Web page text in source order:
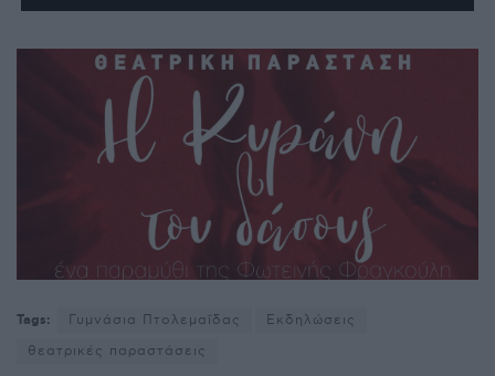
Tags: Γυμνάσια Πτολεμαΐδας
Εκδηλώσεις
θεατρικές παραστάσεις